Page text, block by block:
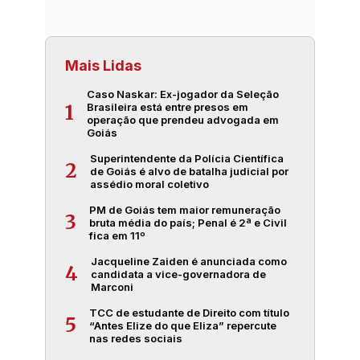
Mais Lidas
1
Caso Naskar: Ex-jogador da Seleção
Brasileira está entre presos em
operação que prendeu advogada em
Goiás
2
Superintendente da Polícia Científica
de Goiás é alvo de batalha judicial por
assédio moral coletivo
3
PM de Goiás tem maior remuneração
bruta média do país; Penal é 2ª e Civil
fica em 11º
4
Jacqueline Zaiden é anunciada como
candidata a vice-governadora de
Marconi
5
TCC de estudante de Direito com título
“Antes Elize do que Eliza” repercute
nas redes sociais